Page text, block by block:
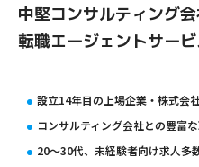
中堅コンサルティング
転職エージェントサービ
設立14年目の上場企業・株式会
コンサルティング会社との豊富
20〜30代、未経験者向け求人多